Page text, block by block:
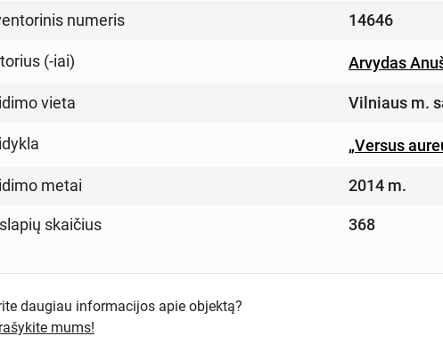
numeris 14646
(-iai) Arvydas
vieta Vilniaus m.
„Versus
metai 2014 m.
skaičius 368
daugiau informacijos apie objektą?
mums!